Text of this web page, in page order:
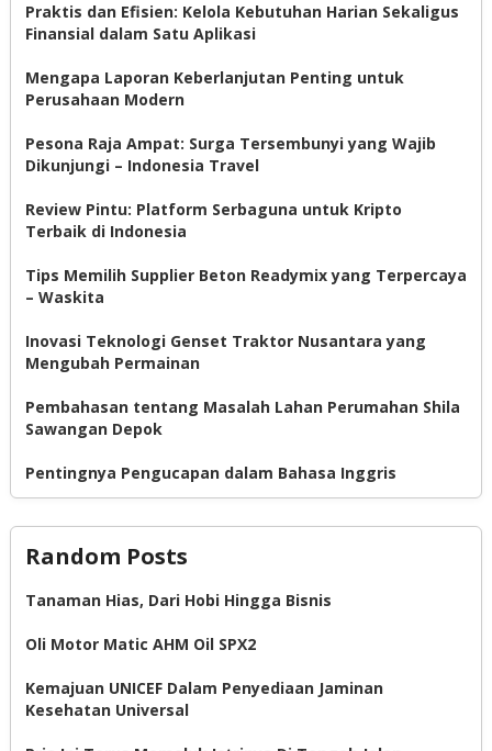
Praktis dan Efisien: Kelola Kebutuhan Harian Sekaligus
Finansial dalam Satu Aplikasi
Mengapa Laporan Keberlanjutan Penting untuk
Perusahaan Modern
Pesona Raja Ampat: Surga Tersembunyi yang Wajib
Dikunjungi – Indonesia Travel
Review Pintu: Platform Serbaguna untuk Kripto
Terbaik di Indonesia
Tips Memilih Supplier Beton Readymix yang Terpercaya
– Waskita
Inovasi Teknologi Genset Traktor Nusantara yang
Mengubah Permainan
Pembahasan tentang Masalah Lahan Perumahan Shila
Sawangan Depok
Pentingnya Pengucapan dalam Bahasa Inggris
Random Posts
Tanaman Hias, Dari Hobi Hingga Bisnis
Oli Motor Matic AHM Oil SPX2
Kemajuan UNICEF Dalam Penyediaan Jaminan
Kesehatan Universal